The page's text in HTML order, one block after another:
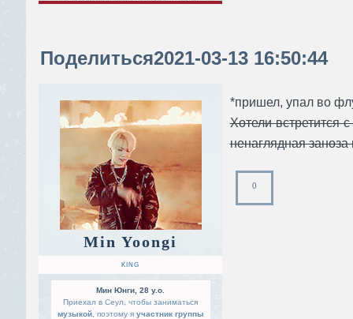
Поделиться2021-03-13 16:50:44
Min Yoongi
KING
Мин Юнги, 28 y.o.
Приехал в Сеул, чтобы заниматься
музыкой, поэтому я участник группы
*пришел, упал во
Хотели встретится
ненаглядная заноза
0